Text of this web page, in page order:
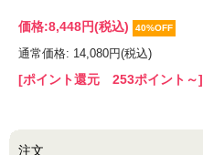
価格:8,448円(税込) 40%OFF
通常価格: 14,080円(税込)
[ポイント還元 253ポイント～]
注文